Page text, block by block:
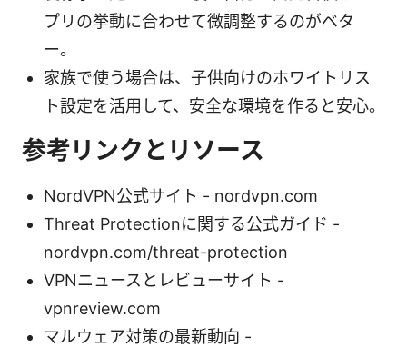
プリの挙動に合わせて微調整するのがベタ
ー。
家族で使う場合は、子供向けのホワイトリス
ト設定を活用して、安全な環境を作ると安心。
参考リンクとリソース
NordVPN公式サイト - nordvpn.com
Threat Protectionに関する公式ガイド -
nordvpn.com/threat-protection
VPNニュースとレビューサイト -
vpnreview.com
マルウェア対策の最新動向 -